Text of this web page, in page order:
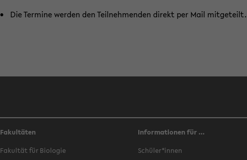
Die Ter­mi­ne wer­den den Teil­neh­men­den di­rekt per Mail mit­ge­teilt.
Fakultäten
Fa­kul­tät für Bio­lo­gie
Informationen für ...
Schü­ler*innen